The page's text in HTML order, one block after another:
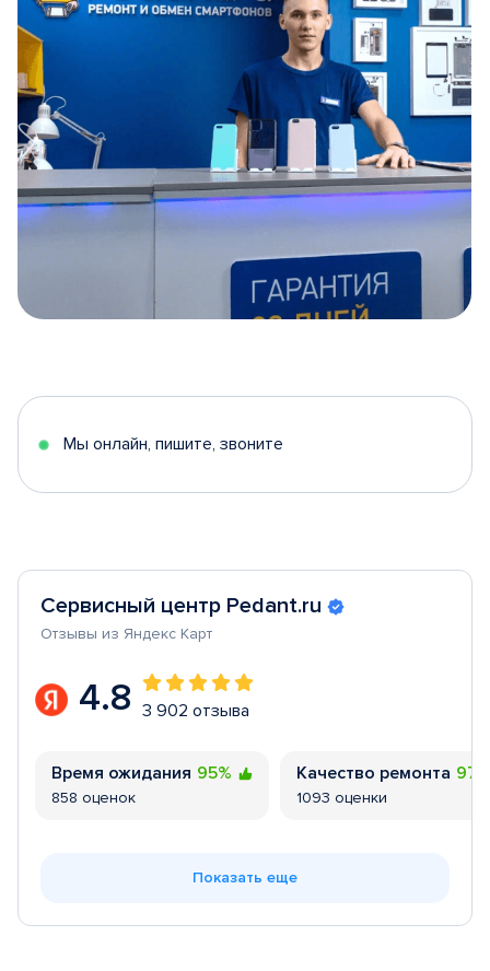
5
Мы онлайн, пишите, звоните
Сервисный центр Pedant.ru
Отзывы из Яндекс Карт
4.8 3 902 отзыва
Время ожидания 95%
858 оценок
Качество ремонта
1093 оценки
Показать еще